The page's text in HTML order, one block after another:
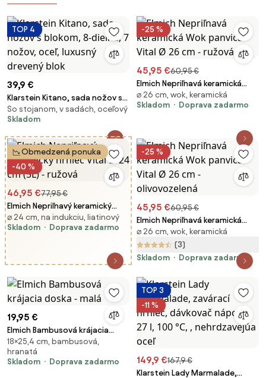
TOP 4
39,9 €
Klarstein Kitano, sada nožov s
blokom, 8-dielna, 7 nožov, oceľ,
luxusný drevený blok
So stojanom, v sadách, oceľový
Skladom
-25 %
45,95 €60,95 €
Elmich Nepriľnavá keramická
Wok panvica Vital Ø 26 cm -
ružová
⌀ 26 cm, wok, keramická
Skladom
Doprava zadarmo
Obmedzená ponuka
-40 %
46,95 €77,95 €
Elmich Nepriľnavý keramický
hrniec Vital Ø 24 cm (5L) -
ružová
⌀ 24 cm, na indukciu, liatinový
Skladom
Doprava zadarmo
-25 %
45,95 €60,95 €
Elmich Nepriľnavá keramická
Wok panvica Vital Ø 26 cm -
olivovozelená
⌀ 26 cm, wok, keramická
(3)
Skladom
Doprava zadarmo
19,95 €
Elmich Bambusová krájacia
doska - malá
18×25,4 cm, bambusová,
hranatá
Skladom
Doprava zadarmo
TOP 3
-11 %
149,9 €167,9 €
Klarstein Lady Marmalade,